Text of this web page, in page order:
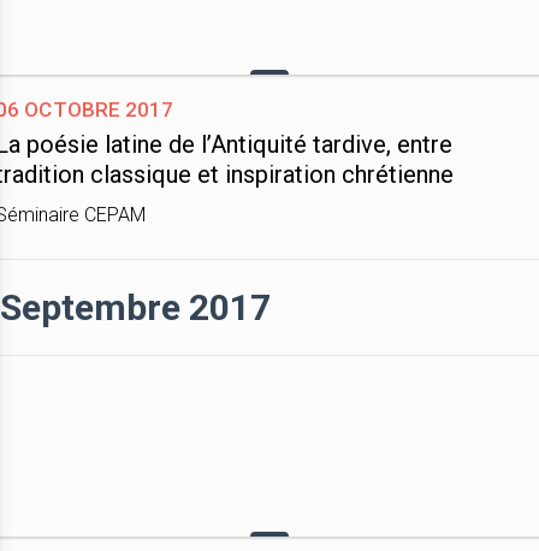
octobre 2017
poésie latine de l’Antiquité tardive, entre
classique et inspiration chrétienne
CEPAM
Septembre 2017